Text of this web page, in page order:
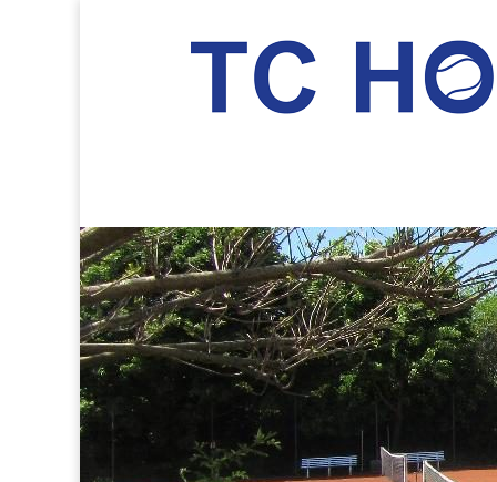
TC Hockenheim